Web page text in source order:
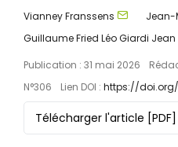
Vianney Franssens Jean-
Guillaume Fried Léo Giardi Jean
Publication : 31 mai 2026
N°306
Lien DOI : https://doi.org/
Télécharger l'article [PDF]